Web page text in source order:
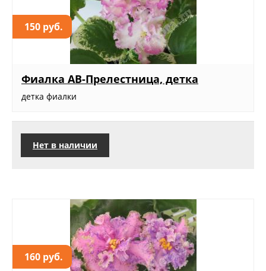
150 руб.
Фиалка АВ-Прелестница, детка
детка фиалки
Нет в наличии
160 руб.